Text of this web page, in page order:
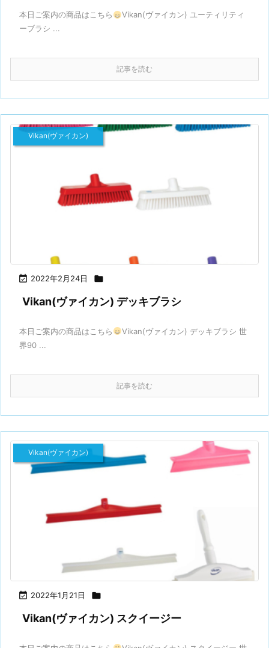
本日ご案内の商品はこちら
Vikan(ヴァイカン) ユーティリティ
ーブラシ ...
記事を読む
 2022年2月24日 
Vikan(ヴァイカン)
Vikan(ヴァイカン) デッキブラシ
本日ご案内の商品はこちら
Vikan(ヴァイカン) デッキブラシ 世
界90 ...
記事を読む
 2022年1月21日 
Vikan(ヴァイカン)
Vikan(ヴァイカン) スクイージー